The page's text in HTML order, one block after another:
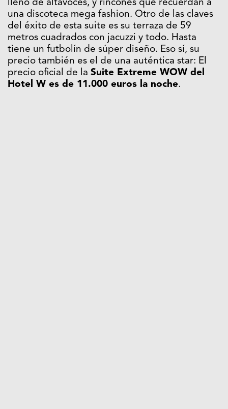
lleno de altavoces, y rincones que recuerdan a
una discoteca mega fashion. Otro de las claves
del éxito de esta suite es su terraza de 59
metros cuadrados con jacuzzi y todo. Hasta
tiene un futbolín de súper diseño. Eso sí, su
precio también es el de una auténtica star: El
precio oficial de la Suite Extreme WOW del
Hotel W es de 11.000 euros la noche.